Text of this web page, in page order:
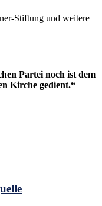
Stiftung und weitere
Partei noch ist dem
Kirche gedient.“